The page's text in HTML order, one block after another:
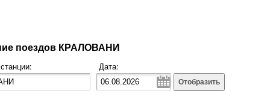
поездов КРАЛОВАНИ
Дата:
Отобразить